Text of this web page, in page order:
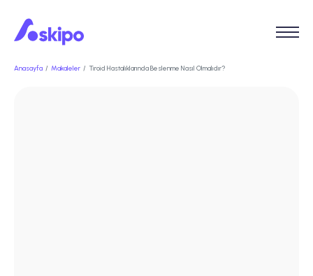
Anasayfa Makaleler Tiroid Hastalıklarında Beslenme Nasıl Olmalıdır?